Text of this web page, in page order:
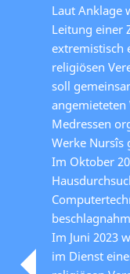
Laut Anklage
Leitung einer
extremistisch
religiösen
soll
angemieteten
Medressen
Werke Nursîs
Im Oktober
Im Juni 2023
im Dienst